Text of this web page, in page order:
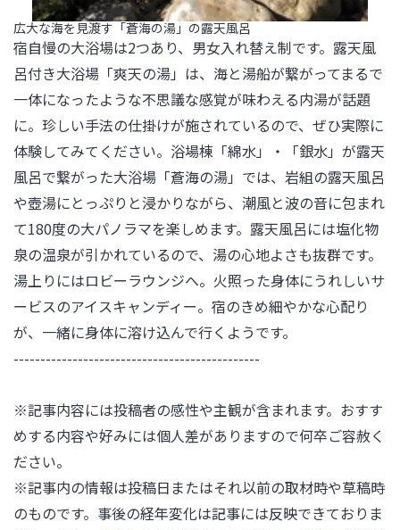
広大な海を見渡す「蒼海の湯」の露天風呂
宿自慢の大浴場は2つあり、男女入れ替え制です。露天風
呂付き大浴場「爽天の湯」は、海と湯船が繋がってまるで
一体になったような不思議な感覚が味わえる内湯が話題
に。珍しい手法の仕掛けが施されているので、ぜひ実際に
体験してみてください。浴場棟「綿水」・「銀水」が露天
風呂で繋がった大浴場「蒼海の湯」では、岩組の露天風呂
や壺湯にとっぷりと浸かりながら、潮風と波の音に包まれ
て180度の大パノラマを楽しめます。露天風呂には塩化物
泉の温泉が引かれているので、湯の心地よさも抜群です。
湯上りにはロビーラウンジへ。火照った身体にうれしいサ
ービスのアイスキャンディー。宿のきめ細やかな心配り
が、一緒に身体に溶け込んで行くようです。
----------------------------------------------
※記事内容には投稿者の感性や主観が含まれます。おすす
めする内容や好みには個人差がありますので何卒ご容赦く
ださい。
※記事内の情報は投稿日またはそれ以前の取材時や草稿時
のものです。事後の経年変化は記事には反映できておりま